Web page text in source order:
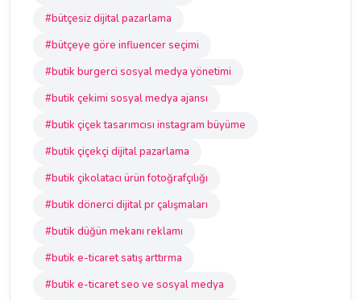
#bütçesiz dijital pazarlama
#bütçeye göre influencer seçimi
#butik burgerci sosyal medya yönetimi
#butik çekimi sosyal medya ajansı
#butik çiçek tasarımcısı instagram büyüme
#butik çiçekçi dijital pazarlama
#butik çikolatacı ürün fotoğrafçılığı
#butik dönerci dijital pr çalışmaları
#butik düğün mekanı reklamı
#butik e-ticaret satış arttırma
#butik e-ticaret seo ve sosyal medya